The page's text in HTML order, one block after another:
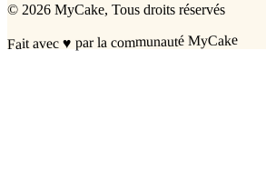
© 2026 MyCake, Tous droits réservés
Fait avec♥ par la communauté MyCake